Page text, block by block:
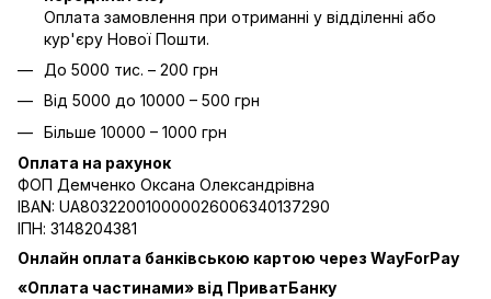
Оплата замовлення при отриманні у відділенні або
кур'єру Нової Пошти.
До 5000 тис. – 200 грн
Від 5000 до 10000 – 500 грн
Більше 10000 – 1000 грн
Оплата на рахунок
ФОП Демченко Оксана Олександрівна
IBAN: UA803220010000026006340137290
ІПН: 3148204381
Онлайн оплата банківською картою через WayForPay
«Оплата частинами» від ПриватБанку